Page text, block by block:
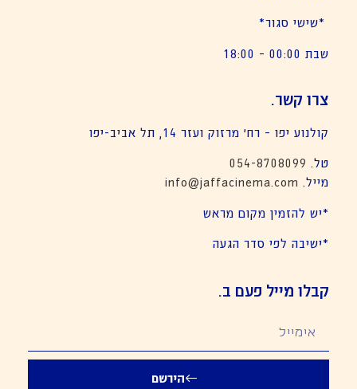
*שישי סגור*
שבת 00:00 – 18:00
צרו קשר.
קולנוע יפו – רח׳ מרזוק ועזר 14, תל אביב-יפו
טל. 054-8708099
מייל. info@jaffacinema.com
*יש להזמין מקום מראש
*ישיבה לפי סדר הגעה
קבלו מייל פעם ב.
הירשם